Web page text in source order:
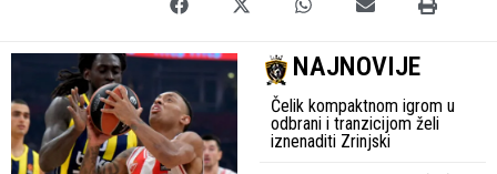
NAJNOVIJE
Čelik kompaktnom igrom u
odbrani i tranzicijom želi
iznenaditi Zrinjski